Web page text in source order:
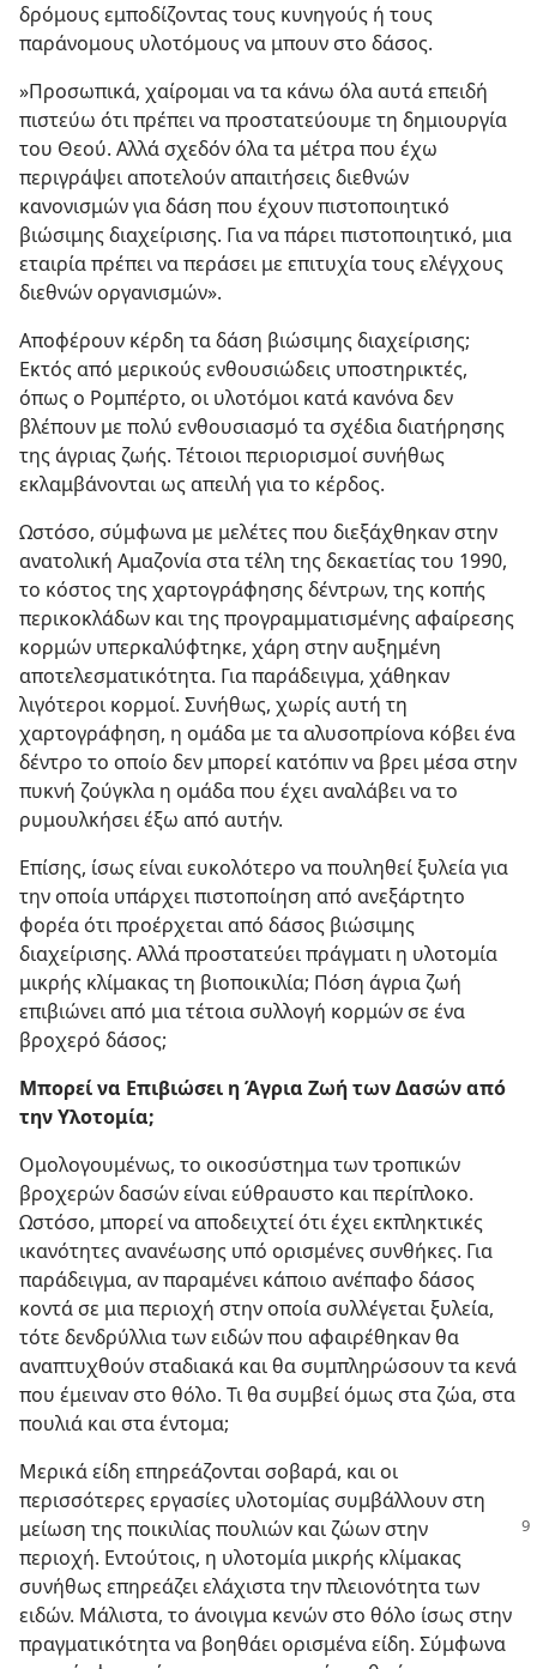
δρόμους εμποδίζοντας τους κυνηγούς ή τους
παράνομους υλοτόμους να μπουν στο δάσος.
»Προσωπικά, χαίρομαι να τα κάνω όλα αυτά επειδή
πιστεύω ότι πρέπει να προστατεύουμε τη δημιουργία
του Θεού. Αλλά σχεδόν όλα τα μέτρα που έχω
περιγράψει αποτελούν απαιτήσεις διεθνών
κανονισμών για δάση που έχουν πιστοποιητικό
βιώσιμης διαχείρισης. Για να πάρει πιστοποιητικό, μια
εταιρία πρέπει να περάσει με επιτυχία τους ελέγχους
διεθνών οργανισμών».
Αποφέρουν κέρδη τα δάση βιώσιμης διαχείρισης;
Εκτός από μερικούς ενθουσιώδεις υποστηρικτές,
όπως ο Ρομπέρτο, οι υλοτόμοι κατά κανόνα δεν
βλέπουν με πολύ ενθουσιασμό τα σχέδια διατήρησης
της άγριας ζωής. Τέτοιοι περιορισμοί συνήθως
εκλαμβάνονται ως απειλή για το κέρδος.
Ωστόσο, σύμφωνα με μελέτες που διεξάχθηκαν στην
ανατολική Αμαζονία στα τέλη της δεκαετίας του 1990,
το κόστος της χαρτογράφησης δέντρων, της κοπής
περικοκλάδων και της προγραμματισμένης αφαίρεσης
κορμών υπερκαλύφτηκε, χάρη στην αυξημένη
αποτελεσματικότητα. Για παράδειγμα, χάθηκαν
λιγότεροι κορμοί. Συνήθως, χωρίς αυτή τη
χαρτογράφηση, η ομάδα με τα αλυσοπρίονα κόβει ένα
δέντρο το οποίο δεν μπορεί κατόπιν να βρει μέσα στην
πυκνή ζούγκλα η ομάδα που έχει αναλάβει να το
ρυμουλκήσει έξω από αυτήν.
Επίσης, ίσως είναι ευκολότερο να πουληθεί ξυλεία για
την οποία υπάρχει πιστοποίηση από ανεξάρτητο
φορέα ότι προέρχεται από δάσος βιώσιμης
διαχείρισης. Αλλά προστατεύει πράγματι η υλοτομία
μικρής κλίμακας τη βιοποικιλία; Πόση άγρια ζωή
επιβιώνει από μια τέτοια συλλογή κορμών σε ένα
βροχερό δάσος;
Μπορεί να Επιβιώσει η Άγρια Ζωή των Δασών από
την Υλοτομία;
Ομολογουμένως, το οικοσύστημα των τροπικών
βροχερών δασών είναι εύθραυστο και περίπλοκο.
Ωστόσο, μπορεί να αποδειχτεί ότι έχει εκπληκτικές
ικανότητες ανανέωσης υπό ορισμένες συνθήκες. Για
παράδειγμα, αν παραμένει κάποιο ανέπαφο δάσος
κοντά σε μια περιοχή στην οποία συλλέγεται ξυλεία,
τότε δενδρύλλια των ειδών που αφαιρέθηκαν θα
αναπτυχθούν σταδιακά και θα συμπληρώσουν τα κενά
που έμειναν στο θόλο. Τι θα συμβεί όμως στα ζώα, στα
πουλιά και στα έντομα;
Μερικά είδη επηρεάζονται σοβαρά, και οι
περισσότερες εργασίες υλοτομίας συμβάλλουν στη
μείωση της ποικιλίας πουλιών και ζώων στην
περιοχή. Εντούτοις, η υλοτομία μικρής κλίμακας
συνήθως επηρεάζει ελάχιστα την πλειονότητα των
ειδών. Μάλιστα, το άνοιγμα κενών στο θόλο ίσως στην
πραγματικότητα να βοηθάει ορισμένα είδη. Σύμφωνα